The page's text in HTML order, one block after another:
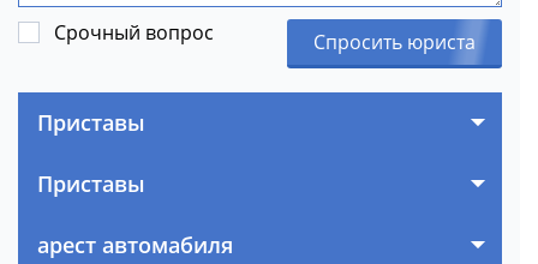
Срочный вопрос Спросить юриста
Приставы
Приставы
арест автомабиля